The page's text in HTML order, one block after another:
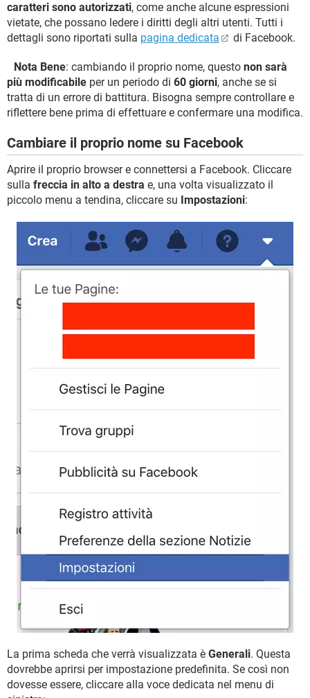
caratteri sono autorizzati, come anche alcune espressioni
vietate, che possano ledere i diritti degli altri utenti. Tutti i
dettagli sono riportati sulla pagina dedicata di Facebook.
Nota Bene: cambiando il proprio nome, questo non sarà
più modificabile per un periodo di 60 giorni, anche se si
tratta di un errore di battitura. Bisogna sempre controllare e
riflettere bene prima di effettuare e confermare una modifica.
Cambiare il proprio nome su Facebook
Aprire il proprio browser e connettersi a Facebook. Cliccare
sulla freccia in alto a destra e, una volta visualizzato il
piccolo menu a tendina, cliccare su Impostazioni:
La prima scheda che verrà visualizzata è Generali. Questa
dovrebbe aprirsi per impostazione predefinita. Se così non
dovesse essere, cliccare alla voce dedicata nel menu di